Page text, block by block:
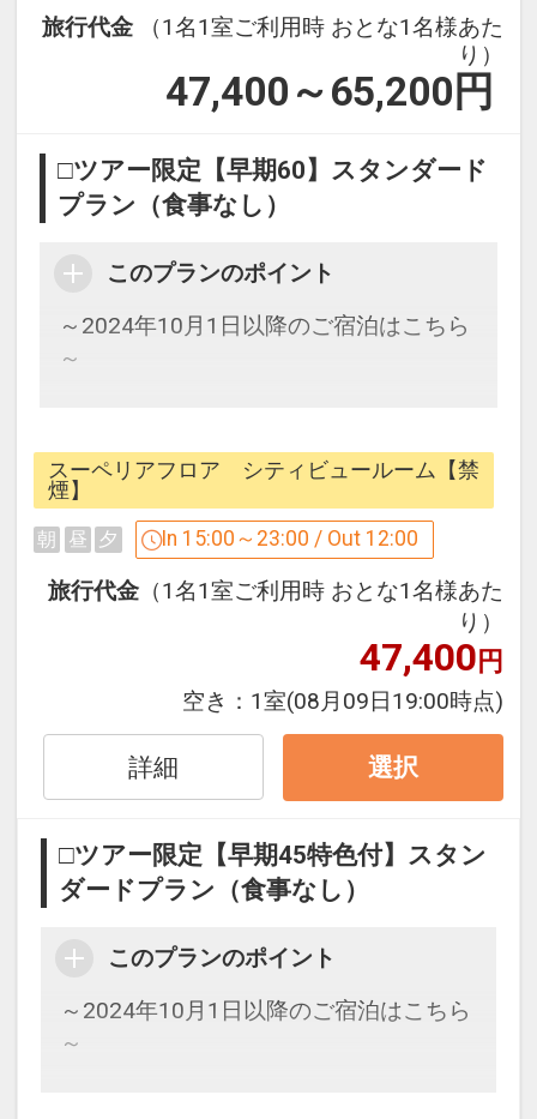
旅行代金
（1名1室ご利用時 おとな1名様あた
り）
47,400～65,200 円
□ツアー限定【早期60】スタンダード
プラン（食事なし）
このプランのポイント
～2024年10月1日以降のご宿泊はこちら
～
食事なしプランです。
■ご注意■
○画像は一例です。お部屋のデザインは
お選びいただけません
○全室洗い場付のバスルームとトイレは
セパレート！
○全室加湿機能付空気清浄機完備
○全館Wi-Fi接続可能
／12:00
■ユニバーサル・スタジオ・ジャパンか
設定期間：2024年11月25日～2027年7
月31日
スーペリアフロア シティビュールーム【禁
煙】
朝 昼 夕 In 15:00～23:00 / Out 12:00
旅行代金 （1名1室ご利用時 おとな1名様あた
り）
47,400円
空き： 1室(08月09日19:00時点)
詳細 選択
□ツアー限定【早期45特色付】スタン
ダードプラン（食事なし）
このプランのポイント
～2024年10月1日以降のご宿泊はこちら
～